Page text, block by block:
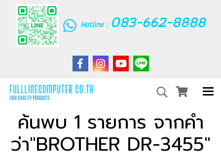
Hotline : 083-662-8888
ค้นพบ 1 รายการ จากคำ
ว่า"BROTHER DR-3455"